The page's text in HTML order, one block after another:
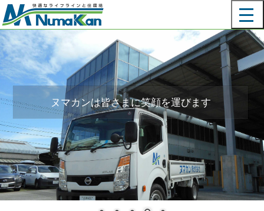
メインコンテンツに移動
ヌマカンは皆さまに笑顔を運びます